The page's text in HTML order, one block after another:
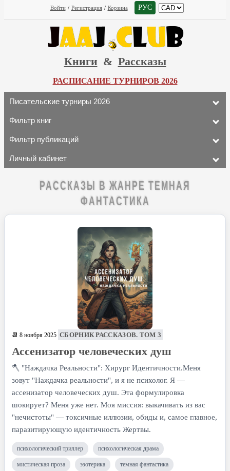
Войти / Регистрация / Корзина РУС
Книги & Рассказы
РАСПИСАНИЕ ТУРНИРОВ 2026
Писательские турниры 2026
Фильтр книг
Фильтр публикаций
Личный кабинет
РАССКАЗЫ В ЖАНРЕ ТЕМНАЯ
ФАНТАСТИКА
📆 8 ноября 2025 СБОРНИК РАССКАЗОВ. ТОМ 3
Ассенизатор человеческих душ
​🪓 "Наждачка Реальности": Хирург Идентичности. ​Меня
зовут "Наждачка реальности", и я не психолог. Я —
ассенизатор человеческих душ. Эта формулировка
шокирует? Меня уже нет. Моя миссия: выкачивать из вас
"нечистоты" — токсичные иллюзии, обиды и, самое главное,
паразитирующую идентичность Жертвы.
психологический триллер психологическая драма
мистическая проза эзотерика темная фантастика